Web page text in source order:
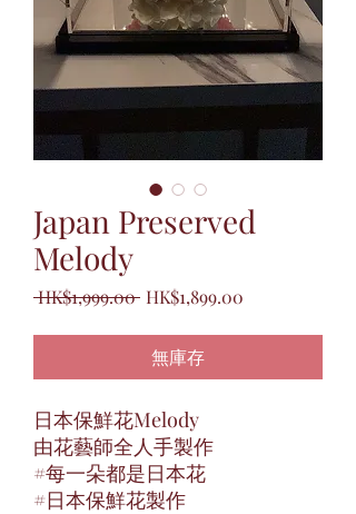
Japan Preserved
Melody
HK$1,999.00 一
價
格
HK$1,899.00
無庫存
日本保鮮花Melody
由花藝師全人手製作
#每一朵都是日本花
#日本保鮮花製作